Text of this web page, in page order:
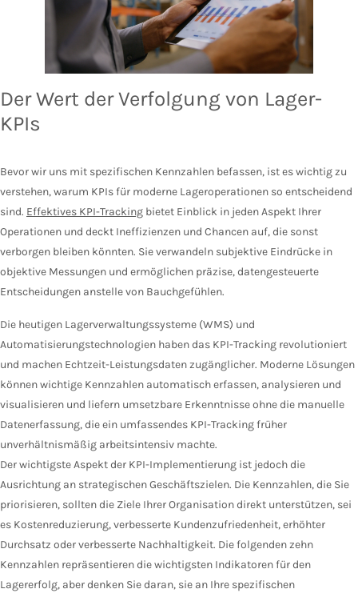
Der Wert der Verfolgung von Lager-
KPIs
Bevor wir uns mit spezifischen Kennzahlen befassen, ist es wichtig zu
verstehen, warum KPIs für moderne Lageroperationen so entscheidend
sind. Effektives KPI-Tracking bietet Einblick in jeden Aspekt Ihrer
Operationen und deckt Ineffizienzen und Chancen auf, die sonst
verborgen bleiben könnten. Sie verwandeln subjektive Eindrücke in
objektive Messungen und ermöglichen präzise, datengesteuerte
Entscheidungen anstelle von Bauchgefühlen.
Die heutigen Lagerverwaltungssysteme (WMS) und
Automatisierungstechnologien haben das KPI-Tracking revolutioniert
und machen Echtzeit-Leistungsdaten zugänglicher. Moderne Lösungen
können wichtige Kennzahlen automatisch erfassen, analysieren und
visualisieren und liefern umsetzbare Erkenntnisse ohne die manuelle
Datenerfassung, die ein umfassendes KPI-Tracking früher
unverhältnismäßig arbeitsintensiv machte.
Der wichtigste Aspekt der KPI-Implementierung ist jedoch die
Ausrichtung an strategischen Geschäftszielen. Die Kennzahlen, die Sie
priorisieren, sollten die Ziele Ihrer Organisation direkt unterstützen, sei
es Kostenreduzierung, verbesserte Kundenzufriedenheit, erhöhter
Durchsatz oder verbesserte Nachhaltigkeit. Die folgenden zehn
Kennzahlen repräsentieren die wichtigsten Indikatoren für den
Lagererfolg, aber denken Sie daran, sie an Ihre spezifischen